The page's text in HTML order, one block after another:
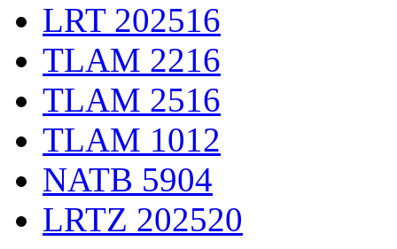
LRT 202516
TLAM 2216
TLAM 2516
TLAM 1012
NATB 5904
LRTZ 202520